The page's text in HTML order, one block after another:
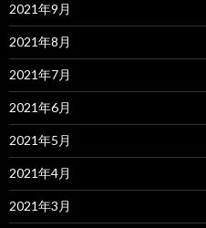
2021年9月
2021年8月
2021年7月
2021年6月
2021年5月
2021年4月
2021年3月